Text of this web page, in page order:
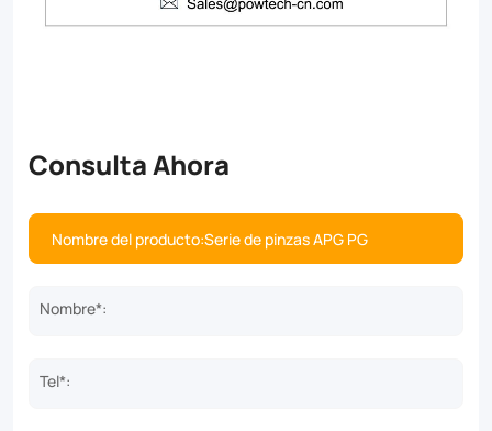
Consulta Ahora
Nombre*:
Tel*: